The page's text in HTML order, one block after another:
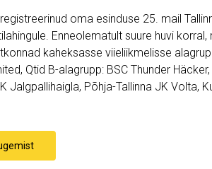
oma esinduse 25. mail
Enneolematult suure huvi
kaheksasse viieliikmelisse
Qtid B-alagrupp: BSC Thunder
Jalgpallihaigla, Põhja-Tallinna JK Volta,